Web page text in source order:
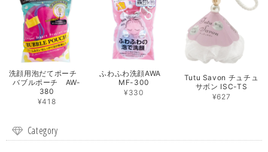
洗顔用泡だてポーチ
バブルポーチ AW-
380
¥418
ふわふわ洗顔AWA
MF-300
¥330
Tutu Savon チュチュ
サボン ISC-TS
¥627
Category